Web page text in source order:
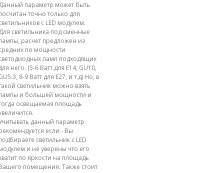
параметр может быть
точно только для
с LED модулем.
светильника под сменные
расчет предложен из
по мощности
ламп подходящих
него. (5-6 Ватт для E14, GU10,
8-9 Ватт для E27, и т.д) Но, в
светильник можно взять
и большей мощности и
освещаемая площадь
данный параметр
если - Вы
светильник с LED
и не уверены что его
по яркости на площадь
помещения. Также стоит